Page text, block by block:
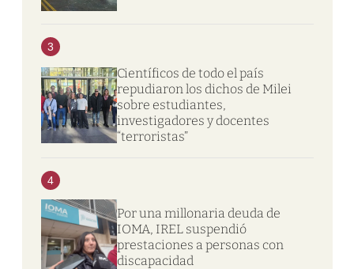
3
Científicos de todo el país
repudiaron los dichos de Milei
sobre estudiantes,
investigadores y docentes
“terroristas”
4
Por una millonaria deuda de
IOMA, IREL suspendió
prestaciones a personas con
discapacidad